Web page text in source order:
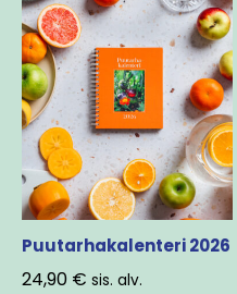
Puutarhakalenteri 2026
24,90 € sis. alv.